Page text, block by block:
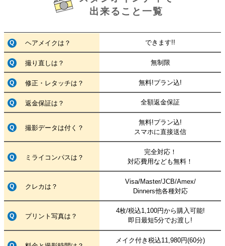
出来ること一覧
ヘアメイクは？ できます!!
撮り直しは？ 無制限
修正・レタッチは？ 無料!プラン込!
返金保証は？ 全額返金保証
撮影データは付く？
無料!プラン込!
スマホに直接送信
ミライコンパスは？
完全対応！
対応費用なども無料！
クレカは？
Visa/Master/JCB/Amex/
Dinners他各種対応
プリント写真は？
4枚/税込1,100円から購入可能!
即日最短5分でお渡し!
メイク付き税込11,980円(60分)